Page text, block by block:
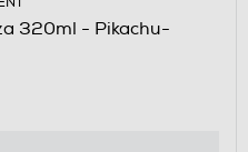
320ml - Pikachu-